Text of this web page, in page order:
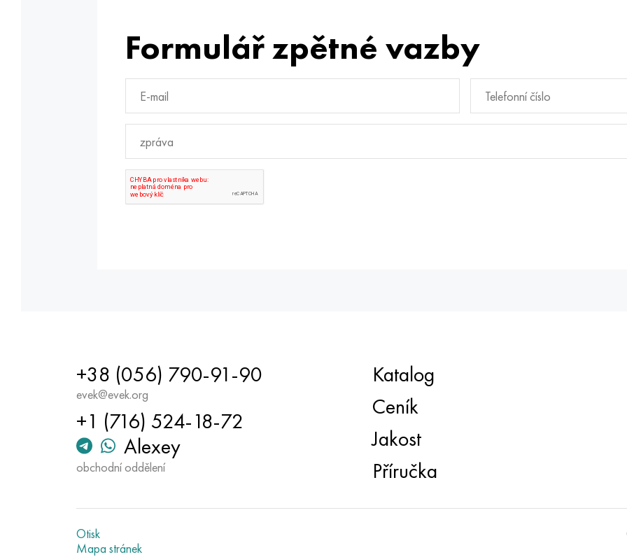
Formulář zpětné vazby
+38 (056) 790-91-90
evek@evek.org
+1 (716) 524-18-72
Alexey
obchodní oddělení
Katalog
Ceník
Jakost
Příručka
Otisk
Mapa stránek